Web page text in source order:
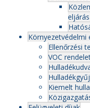
Környezetvédelmi
Ellenőrzési
VOC
Kiemelt